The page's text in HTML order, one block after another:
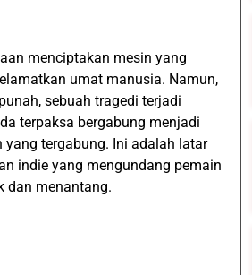
menciptakan mesin yang
umat manusia. Namun,
sebuah tragedi terjadi
terpaksa bergabung menjadi
tergabung. Ini adalah latar
indie yang mengundang pemain
dan menantang.